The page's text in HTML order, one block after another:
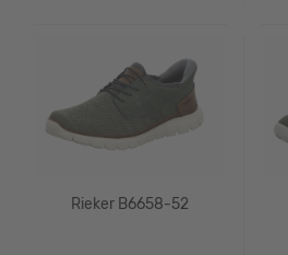
Rieker B6658-52